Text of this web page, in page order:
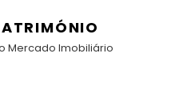
Mercado Imobiliário